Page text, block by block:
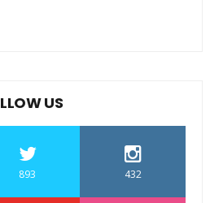
US
893 432